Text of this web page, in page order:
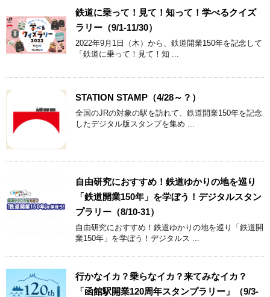
鉄道に乗って！見て！知って！学べるクイズ
ラリー（9/1-11/30）
2022年9月1日（木）から、鉄道開業150年を記念して
「鉄道に乗って！見て！知 ...
STATION STAMP（4/28～？）
全国のJRの対象の駅を訪れて、鉄道開業150年を記念
したデジタル版スタンプを集め ...
自由研究におすすめ！鉄道ゆかりの地を巡り
「鉄道開業150年」を学ぼう！デジタルスタン
プラリー（8/10-31）
自由研究におすすめ！鉄道ゆかりの地を巡り「鉄道開
業150年」を学ぼう！デジタルス ...
行かなイカ？乗らなイカ？来てみなイカ？
「函館駅開業120周年スタンプラリー」（9/3-